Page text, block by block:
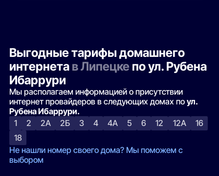
Выгодные тарифы домашнего
интернета в Липецке по ул. Рубена
Ибаррури
Мы располагаем информацией о присутствии
интернет провайдеров в следующих домах поул.
Рубена Ибаррури.
1
2 2А 2Б 3 4 4А 5 6 12 12А
16
18
Не нашли номер своего дома? Мы поможем с
выбором